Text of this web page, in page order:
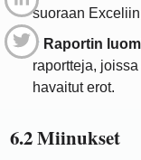
suoraan
Raportin
raportteja,
havaitut erot.
6.2 Miinukset